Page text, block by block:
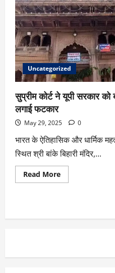
Uncategorized
सुप्रीम कोर्ट ने यूपी सरकार को
लगाई फटकार
May 29, 2025 0
भारत के ऐतिहासिक और धार्मिक
स्थित श्री बांके बिहारी मंदिर,...
Read More